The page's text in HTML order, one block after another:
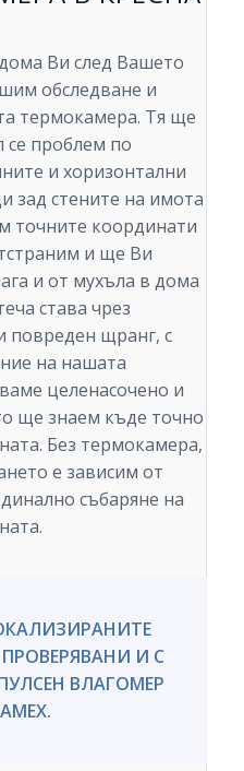
Ви след Вашето
обследване и
термокамера. Тя ще
се проблем по
и хоризонтални
зад стените на имота
точните координати
и ще Ви
и от мухъла в дома
става чрез
повреден щранг, с
на нашата
целенасочено и
ще знаем къде точно
Без термокамера,
е зависим от
събаряне на
И С
ВЛАГОМЕР